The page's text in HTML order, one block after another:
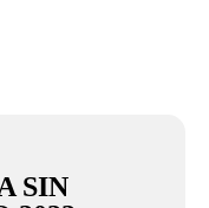
SIN